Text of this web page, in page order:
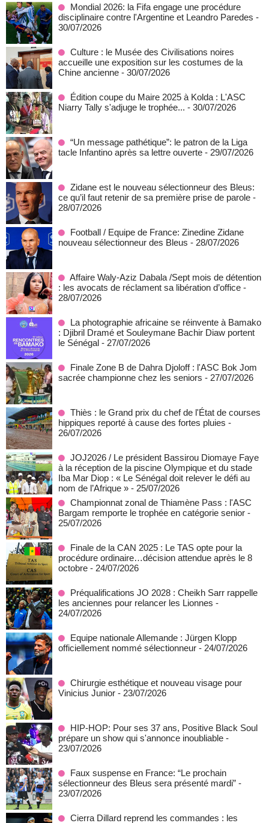
Mondial 2026: la Fifa engage une procédure
disciplinaire contre l'Argentine et Leandro Paredes -
30/07/2026
Culture : le Musée des Civilisations noires
accueille une exposition sur les costumes de la
Chine ancienne - 30/07/2026
Édition coupe du Maire 2025 à Kolda : L'ASC
Niarry Tally s'adjuge le trophée... - 30/07/2026
“Un message pathétique”: le patron de la Liga
tacle Infantino après sa lettre ouverte - 29/07/2026
Zidane est le nouveau sélectionneur des Bleus:
ce qu’il faut retenir de sa première prise de parole -
28/07/2026
Football / Equipe de France: Zinedine Zidane
nouveau sélectionneur des Bleus - 28/07/2026
Affaire Waly-Aziz Dabala /Sept mois de détention
: les avocats de réclament sa libération d’office -
28/07/2026
La photographie africaine se réinvente à Bamako
: Djibril Dramé et Souleymane Bachir Diaw portent
le Sénégal - 27/07/2026
Finale Zone B de Dahra Djoloff : l'ASC Bok Jom
sacrée championne chez les seniors - 27/07/2026
Thiès : le Grand prix du chef de l'État de courses
hippiques reporté à cause des fortes pluies -
26/07/2026
JOJ2026 / Le président Bassirou Diomaye Faye
à la réception de la piscine Olympique et du stade
Iba Mar Diop : « Le Sénégal doit relever le défi au
nom de l’Afrique » - 25/07/2026
Championnat zonal de Thiamène Pass : l'ASC
Bargam remporte le trophée en catégorie senior -
25/07/2026
Finale de la CAN 2025 : Le TAS opte pour la
procédure ordinaire…décision attendue après le 8
octobre - 24/07/2026
Préqualifications JO 2028 : Cheikh Sarr rappelle
les anciennes pour relancer les Lionnes -
24/07/2026
Equipe nationale Allemande : Jürgen Klopp
officiellement nommé sélectionneur - 24/07/2026
Chirurgie esthétique et nouveau visage pour
Vinicius Junior - 23/07/2026
HIP-HOP: Pour ses 37 ans, Positive Black Soul
prépare un show qui s'annonce inoubliable -
23/07/2026
Faux suspense en France: “Le prochain
sélectionneur des Bleus sera présenté mardi” -
23/07/2026
Cierra Dillard reprend les commandes : les